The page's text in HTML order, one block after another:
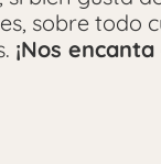
sobre todo
¡Nos